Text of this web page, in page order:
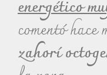
energético
comentó hace
zahorí